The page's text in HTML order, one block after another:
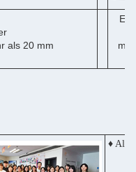
als 20 mm
mit
♦ Alle